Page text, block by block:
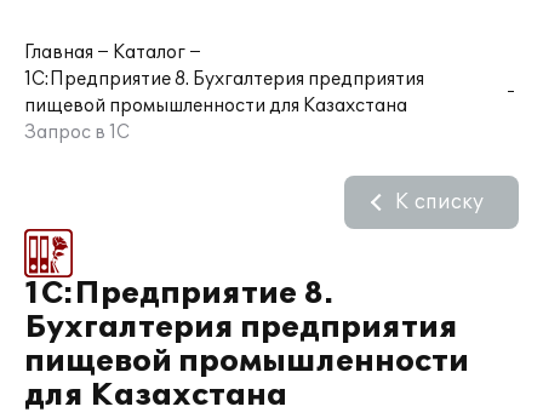
Главная
Каталог
1С:Предприятие 8. Бухгалтерия предприятия
пищевой промышленности для Казахстана
Запрос в 1С
1С:Предприятие 8.
Бухгалтерия предприятия
пищевой промышленности
для Казахстана
К списку